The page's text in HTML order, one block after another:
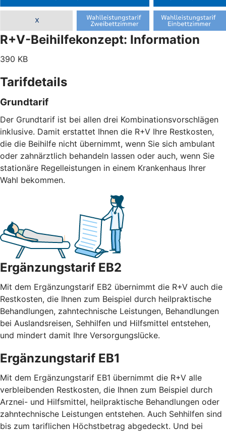
R+V-Beihilfekonzept: Information
390 KB
Tarifdetails
Grundtarif
Der Grundtarif ist bei allen drei Kombinationsvorschlägen
inklusive. Damit erstattet Ihnen die R+V Ihre Restkosten,
die die Beihilfe nicht übernimmt, wenn Sie sich ambulant
oder zahnärztlich behandeln lassen oder auch, wenn Sie
stationäre Regelleistungen in einem Krankenhaus Ihrer
Wahl bekommen.
Ergänzungstarif EB2
Mit dem Ergänzungstarif EB2 übernimmt die R+V auch die
Restkosten, die Ihnen zum Beispiel durch heilpraktische
Behandlungen, zahntechnische Leistungen, Behandlungen
bei Auslandsreisen, Sehhilfen und Hilfsmittel entstehen,
und mindert damit Ihre Versorgungslücke.
Ergänzungstarif EB1
Mit dem Ergänzungstarif EB1 übernimmt die R+V alle
verbleibenden Restkosten, die Ihnen zum Beispiel durch
Arznei- und Hilfsmittel, heilpraktische Behandlungen oder
zahntechnische Leistungen entstehen. Auch Sehhilfen sind
bis zum tariflichen Höchstbetrag abgedeckt. Und bei